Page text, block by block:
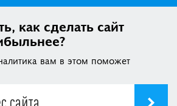
как сделать сайт
вам в этом поможет